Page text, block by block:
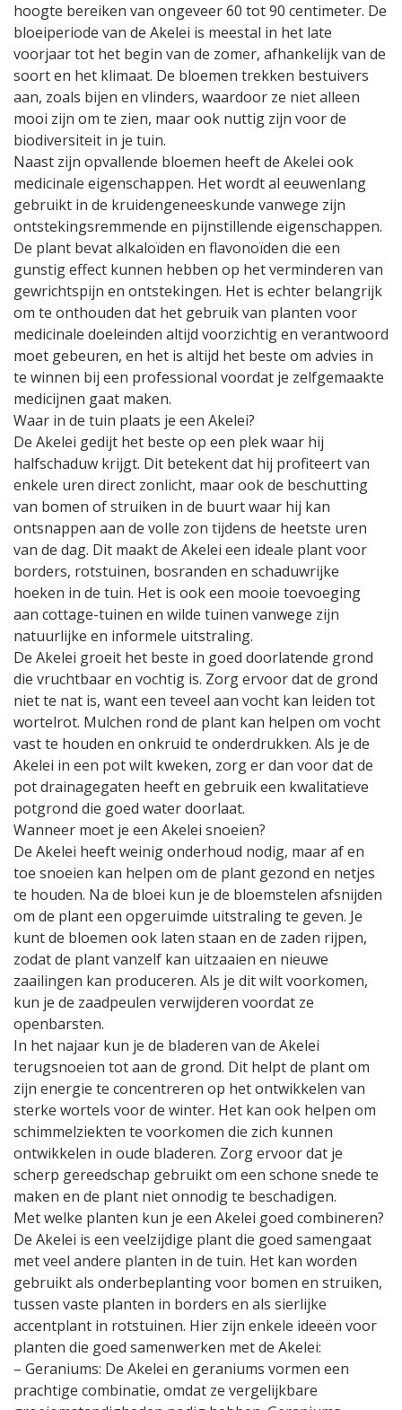
hoogte bereiken van ongeveer 60 tot 90 centimeter. De
bloeiperiode van de Akelei is meestal in het late
voorjaar tot het begin van de zomer, afhankelijk van de
soort en het klimaat. De bloemen trekken bestuivers
aan, zoals bijen en vlinders, waardoor ze niet alleen
mooi zijn om te zien, maar ook nuttig zijn voor de
biodiversiteit in je tuin.
Naast zijn opvallende bloemen heeft de Akelei ook
medicinale eigenschappen. Het wordt al eeuwenlang
gebruikt in de kruidengeneeskunde vanwege zijn
ontstekingsremmende en pijnstillende eigenschappen.
De plant bevat alkaloïden en flavonoïden die een
gunstig effect kunnen hebben op het verminderen van
gewrichtspijn en ontstekingen. Het is echter belangrijk
om te onthouden dat het gebruik van planten voor
medicinale doeleinden altijd voorzichtig en verantwoord
moet gebeuren, en het is altijd het beste om advies in
te winnen bij een professional voordat je zelfgemaakte
medicijnen gaat maken.
Waar in de tuin plaats je een Akelei?
De Akelei gedijt het beste op een plek waar hij
halfschaduw krijgt. Dit betekent dat hij profiteert van
enkele uren direct zonlicht, maar ook de beschutting
van bomen of struiken in de buurt waar hij kan
ontsnappen aan de volle zon tijdens de heetste uren
van de dag. Dit maakt de Akelei een ideale plant voor
borders, rotstuinen, bosranden en schaduwrijke
hoeken in de tuin. Het is ook een mooie toevoeging
aan cottage-tuinen en wilde tuinen vanwege zijn
natuurlijke en informele uitstraling.
De Akelei groeit het beste in goed doorlatende grond
die vruchtbaar en vochtig is. Zorg ervoor dat de grond
niet te nat is, want een teveel aan vocht kan leiden tot
wortelrot. Mulchen rond de plant kan helpen om vocht
vast te houden en onkruid te onderdrukken. Als je de
Akelei in een pot wilt kweken, zorg er dan voor dat de
pot drainagegaten heeft en gebruik een kwalitatieve
potgrond die goed water doorlaat.
Wanneer moet je een Akelei snoeien?
De Akelei heeft weinig onderhoud nodig, maar af en
toe snoeien kan helpen om de plant gezond en netjes
te houden. Na de bloei kun je de bloemstelen afsnijden
om de plant een opgeruimde uitstraling te geven. Je
kunt de bloemen ook laten staan en de zaden rijpen,
zodat de plant vanzelf kan uitzaaien en nieuwe
zaailingen kan produceren. Als je dit wilt voorkomen,
kun je de zaadpeulen verwijderen voordat ze
openbarsten.
In het najaar kun je de bladeren van de Akelei
terugsnoeien tot aan de grond. Dit helpt de plant om
zijn energie te concentreren op het ontwikkelen van
sterke wortels voor de winter. Het kan ook helpen om
schimmelziekten te voorkomen die zich kunnen
ontwikkelen in oude bladeren. Zorg ervoor dat je
scherp gereedschap gebruikt om een schone snede te
maken en de plant niet onnodig te beschadigen.
Met welke planten kun je een Akelei goed combineren?
De Akelei is een veelzijdige plant die goed samengaat
met veel andere planten in de tuin. Het kan worden
gebruikt als onderbeplanting voor bomen en struiken,
tussen vaste planten in borders en als sierlijke
accentplant in rotstuinen. Hier zijn enkele ideeën voor
planten die goed samenwerken met de Akelei:
– Geraniums: De Akelei en geraniums vormen een
prachtige combinatie, omdat ze vergelijkbare